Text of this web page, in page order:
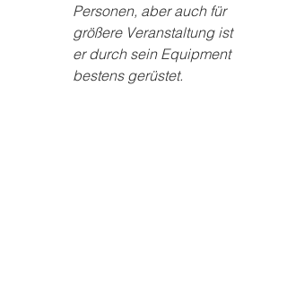
Personen, aber auch für
größere Veranstaltung ist
er durch sein Equipment
bestens gerüstet.